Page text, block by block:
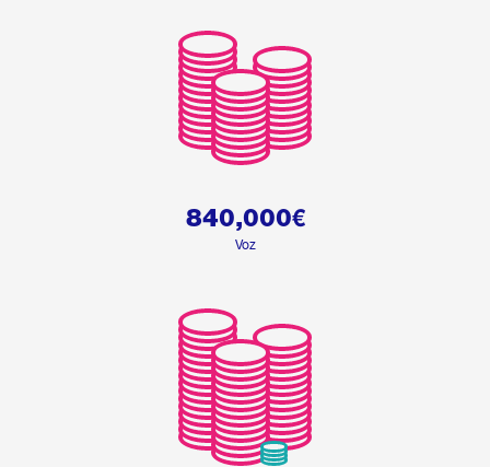
840,000€
Voz